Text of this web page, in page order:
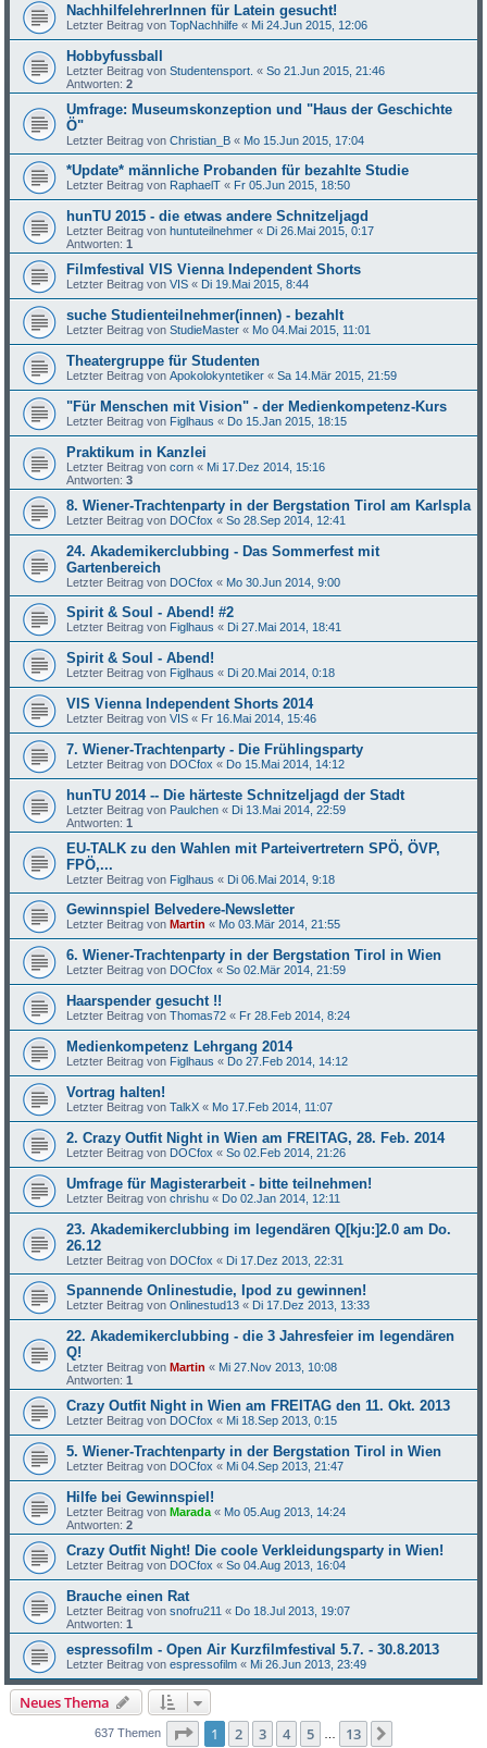
NachhilfelehrerInnen für Latein gesucht!
Letzter Beitrag vonTopNachhilfe « Mi 24.Jun 2015, 12:06
Hobbyfussball
Letzter Beitrag vonStudentensport. «So 21.Jun 2015, 21:46
Antworten:2
Umfrage: Museumskonzeption und "Haus der Geschichte
Ö"
Letzter Beitrag vonChristian_B « Mo 15.Jun 2015, 17:04
*Update* männliche Probanden für bezahlte Studie
Letzter Beitrag von RaphaelT « Fr 05.Jun 2015, 18:50
hunTU 2015 - die etwas andere Schnitzeljagd
Letzter Beitrag vonhuntuteilnehmer « Di 26.Mai 2015, 0:17
Antworten:1
Filmfestival VIS Vienna Independent Shorts
Letzter Beitrag vonVIS « Di 19.Mai 2015, 8:44
suche Studienteilnehmer(innen) - bezahlt
Letzter Beitrag vonStudieMaster « Mo 04.Mai 2015, 11:01
Theatergruppe für Studenten
Letzter Beitrag vonApokolokyntetiker «Sa 14.Mär 2015, 21:59
"Für Menschen mit Vision" - der Medienkompetenz-Kurs
Letzter Beitrag von Figlhaus « Do 15.Jan 2015, 18:15
Praktikum in Kanzlei
Letzter Beitrag voncorn « Mi 17.Dez 2014, 15:16
Antworten:3
8. Wiener-Trachtenparty in der Bergstation Tirol am Karlspla
Letzter Beitrag von DOCfox «So 28.Sep 2014, 12:41
24. Akademikerclubbing - Das Sommerfest mit
Gartenbereich
Letzter Beitrag von DOCfox « Mo 30.Jun 2014, 9:00
Spirit & Soul - Abend! #2
Letzter Beitrag von Figlhaus « Di 27.Mai 2014, 18:41
Spirit & Soul - Abend!
Letzter Beitrag von Figlhaus « Di 20.Mai 2014, 0:18
VIS Vienna Independent Shorts 2014
Letzter Beitrag vonVIS « Fr 16.Mai 2014, 15:46
7. Wiener-Trachtenparty - Die Frühlingsparty
Letzter Beitrag von DOCfox « Do 15.Mai 2014, 14:12
hunTU 2014 -- Die härteste Schnitzeljagd der Stadt
Letzter Beitrag von Paulchen « Di 13.Mai 2014, 22:59
Antworten:1
EU-TALK zu den Wahlen mit Parteivertretern SPÖ, ÖVP,
FPÖ,...
Letzter Beitrag von Figlhaus « Di 06.Mai 2014, 9:18
Gewinnspiel Belvedere-Newsletter
Letzter Beitrag vonMartin « Mo 03.Mär 2014, 21:55
6. Wiener-Trachtenparty in der Bergstation Tirol in Wien
Letzter Beitrag von DOCfox «So 02.Mär 2014, 21:59
Haarspender gesucht !!
Letzter Beitrag vonThomas72 « Fr 28.Feb 2014, 8:24
Medienkompetenz Lehrgang 2014
Letzter Beitrag von Figlhaus « Do 27.Feb 2014, 14:12
Vortrag halten!
Letzter Beitrag vonTalkX « Mo 17.Feb 2014, 11:07
2. Crazy Outfit Night in Wien am FREITAG, 28. Feb. 2014
Letzter Beitrag von DOCfox «So 02.Feb 2014, 21:26
Umfrage für Magisterarbeit - bitte teilnehmen!
Letzter Beitrag vonchrishu « Do 02.Jan 2014, 12:11
23. Akademikerclubbing im legendären Q[kju:]2.0 am Do.
26.12
Letzter Beitrag von DOCfox « Di 17.Dez 2013, 22:31
Spannende Onlinestudie, Ipod zu gewinnen!
Letzter Beitrag vonOnlinestud13 « Di 17.Dez 2013, 13:33
22. Akademikerclubbing - die 3 Jahresfeier im legendären
Q!
Letzter Beitrag vonMartin « Mi 27.Nov 2013, 10:08
Antworten:1
Crazy Outfit Night in Wien am FREITAG den 11. Okt. 2013
Letzter Beitrag von DOCfox « Mi 18.Sep 2013, 0:15
5. Wiener-Trachtenparty in der Bergstation Tirol in Wien
Letzter Beitrag von DOCfox « Mi 04.Sep 2013, 21:47
Hilfe bei Gewinnspiel!
Letzter Beitrag vonMarada « Mo 05.Aug 2013, 14:24
Antworten:2
Crazy Outfit Night! Die coole Verkleidungsparty in Wien!
Letzter Beitrag von DOCfox «So 04.Aug 2013, 16:04
Brauche einen Rat
Letzter Beitrag vonsnofru211 « Do 18.Jul 2013, 19:07
Antworten:1
espressofilm - Open Air Kurzfilmfestival 5.7. - 30.8.2013
Letzter Beitrag vonespressofilm « Mi 26.Jun 2013, 23:49
Neues Thema
637 Themen Seite 1von 13
1 2 3 4 5 13